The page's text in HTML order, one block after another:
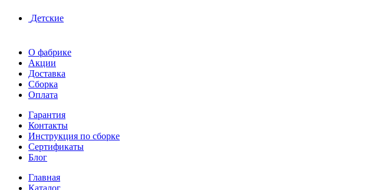
Детские
О фабрике
Акции
Доставка
Сборка
Оплата
Гарантия
Контакты
Инструкция по сборке
Сертификаты
Блог
Главная
Каталог